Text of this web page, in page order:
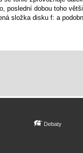
poslední dobou toho
složka disku f: a
Debaty